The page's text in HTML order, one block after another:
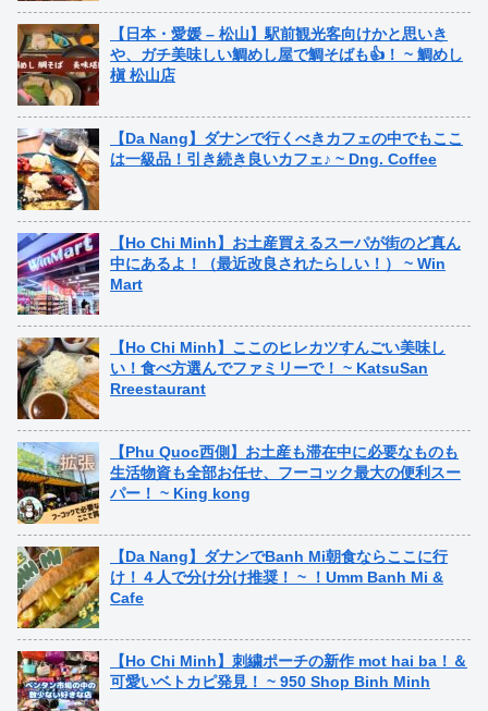
【日本・愛媛 – 松山】駅前観光客向けかと思いき
や、ガチ美味しい鯛めし屋で鯛そばも👍！ ~ 鯛めし
槇 松山店
【Da Nang】ダナンで行くべきカフェの中でもここ
は一級品！引き続き良いカフェ♪ ~ Dng. Coffee
【Ho Chi Minh】お土産買えるスーパが街のど真ん
中にあるよ！（最近改良されたらしい！） ~ Win
Mart
【Ho Chi Minh】ここのヒレカツすんごい美味し
い！食べ方選んでファミリーで！ ~ KatsuSan
Rreestaurant
【Phu Quoc西側】お土産も滞在中に必要なものも
生活物資も全部お任せ、フーコック最大の便利スー
パー！ ~ King kong
【Da Nang】ダナンでBanh Mi朝食ならここに行
け！４人で分け分け推奨！ ~ ！Umm Banh Mi &
Cafe
【Ho Chi Minh】刺繍ポーチの新作 mot hai ba！＆
可愛いベトカピ発見！ ~ 950 Shop Binh Minh